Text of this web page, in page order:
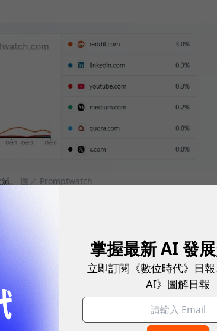
。 圖／ Promptwatch
大幅度縮減。根據promptwatch資料，
源，原先引用的比例超過10%以上，如今
聲大跌約15%，相當於蒸發超過50億美元
掌握最新 AI 發
立即訂閱《數位時代》日
AI》圖解日報